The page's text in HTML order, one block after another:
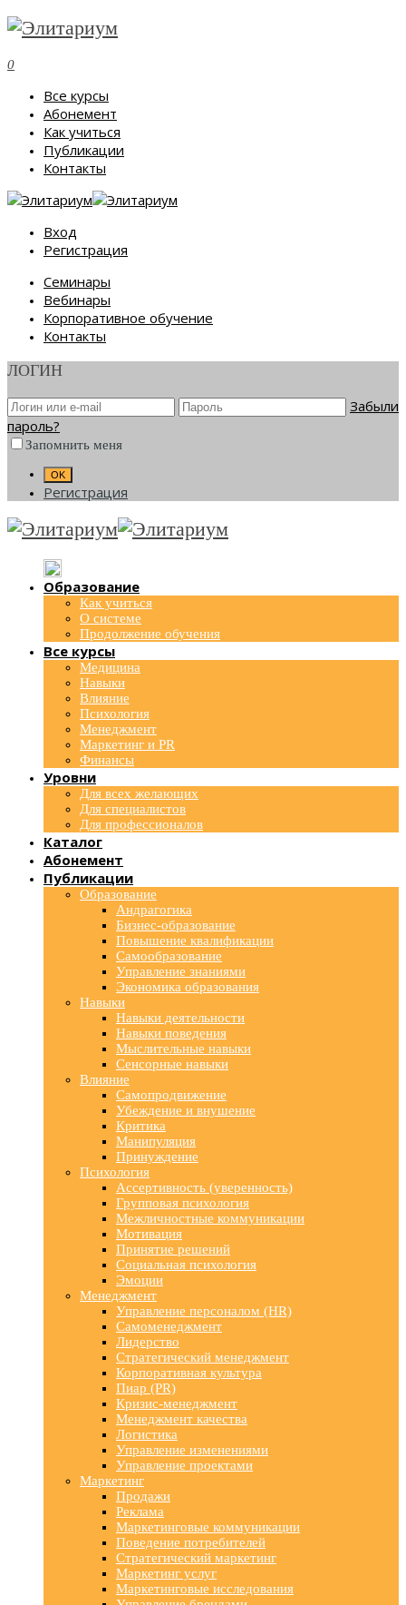
0
Все курсы
Абонемент
Как учиться
Публикации
Контакты
Вход
Регистрация
Семинары
Вебинары
Корпоративное обучение
Контакты
ЛОГИН
Забыли
пароль?
Запомнить меня
Регистрация
Образование
Как учиться
О системе
Продолжение обучения
Все курсы
Медицина
Навыки
Влияние
Психология
Менеджмент
Маркетинг и PR
Финансы
Уровни
Для всех желающих
Для специалистов
Для профессионалов
Каталог
Абонемент
Публикации
Образование
Андрагогика
Бизнес-образование
Повышение квалификации
Самообразование
Управление знаниями
Экономика образования
Навыки
Навыки деятельности
Навыки поведения
Мыслительные навыки
Сенсорные навыки
Влияние
Самопродвижение
Убеждение и внушение
Критика
Манипуляция
Принуждение
Психология
Ассертивность (уверенность)
Групповая психология
Межличностные коммуникации
Мотивация
Принятие решений
Социальная психология
Эмоции
Менеджмент
Управление персоналом (HR)
Самоменеджмент
Лидерство
Стратегический менеджмент
Корпоративная культура
Пиар (PR)
Кризис-менеджмент
Менеджмент качества
Логистика
Управление изменениями
Управление проектами
Маркетинг
Продажи
Реклама
Маркетинговые коммуникации
Поведение потребителей
Стратегический маркетинг
Маркетинг услуг
Маркетинговые исследования